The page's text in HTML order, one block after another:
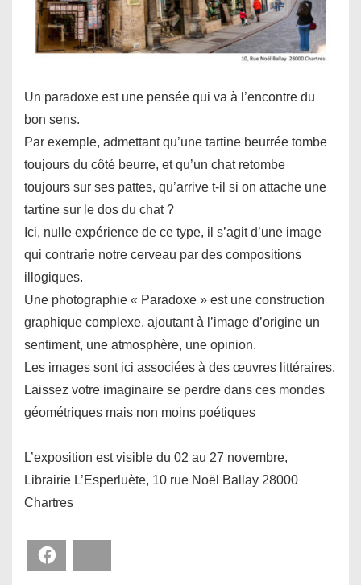
Un paradoxe est une pensée qui va à l’encontre du
bon sens.
Par exemple, admettant qu’une tartine beurrée tombe
toujours du côté beurre, et qu’un chat retombe
toujours sur ses pattes, qu’arrive t-il si on attache une
tartine sur le dos du chat ?
Ici, nulle expérience de ce type, il s’agit d’une image
qui contrarie notre cerveau par des compositions
illogiques.
Une photographie « Paradoxe » est une construction
graphique complexe, ajoutant à l’image d’origine un
sentiment, une atmosphère, une opinion.
Les images sont ici associées à des œuvres littéraires.
Laissez votre imaginaire se perdre dans ces mondes
géométriques mais non moins poétiques
L’exposition est visible du 02 au 27 novembre,
Librairie L’Esperluète, 10 rue Noël Ballay 28000
Chartres